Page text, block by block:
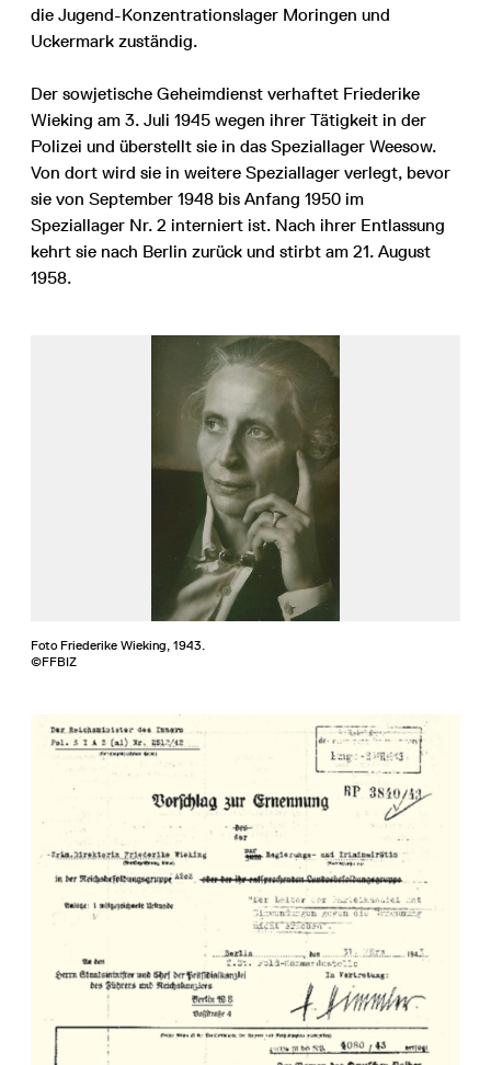
die Jugend-Konzentrationslager Moringen und
Uckermark zuständig.
Der sowjetische Geheimdienst verhaftet Friederike
Wieking am 3. Juli 1945 wegen ihrer Tätigkeit in der
Polizei und überstellt sie in das Speziallager Weesow.
Von dort wird sie in weitere Speziallager verlegt, bevor
sie von September 1948 bis Anfang 1950 im
Speziallager Nr. 2 interniert ist. Nach ihrer Entlassung
kehrt sie nach Berlin zurück und stirbt am 21. August
1958.
Foto Friederike Wieking, 1943.
©FFBIZ